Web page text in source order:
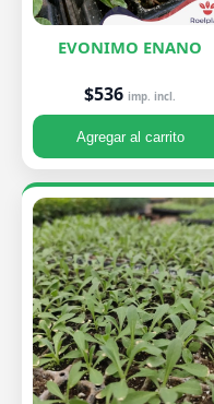
EVONIMO ENANO
$536 imp. incl.
Agregar al carrito